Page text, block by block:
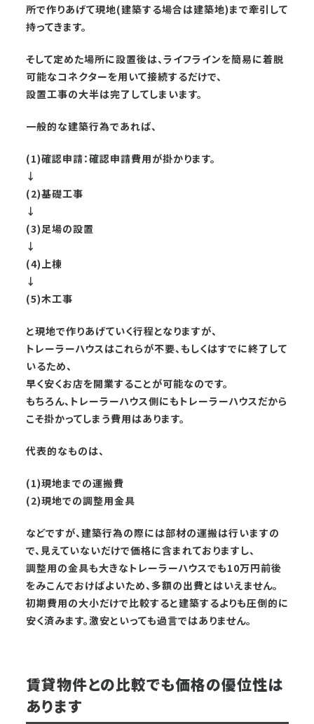
所で作りあげて現地(建築する場合は建築地)まで牽引して
持ってきます。
そして定めた場所に設置後は、ライフラインを簡易に着脱
可能なコネクターを用いて接続するだけで、
設置工事の大半は完了してしまいます。
一般的な建築行為であれば、
(1)確認申請：確認申請費用が掛かります。
↓
(2)基礎工事
↓
(3)足場の設置
↓
(4)上棟
↓
(5)木工事
と現地で作りあげていく行程となりますが、
トレーラーハウスはこれらが不要、もしくはすでに終了して
いるため、
早く安くお店を開業することが可能なのです。
もちろん、トレーラーハウス側にもトレーラーハウスだから
こそ掛かってしまう費用はあります。
代表的なものは、
(1)現地までの運搬費
(2)現地での調整用金具
などですが、建築行為の際には部材の運搬は行いますの
で、見えていないだけで価格に含まれておりますし、
調整用の金具も大きなトレーラーハウスでも10万円前後
をみこんでおけばよいため、多額の出費とはいえません。
初期費用の大小だけで比較すると建築するよりも圧倒的に
安く済みます。激安といっても過言ではありません。
賃貸物件との比較でも価格の優位性は
あります